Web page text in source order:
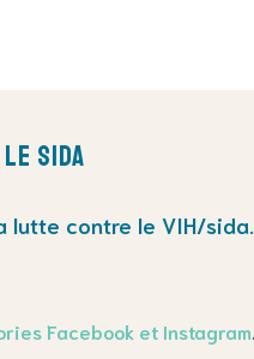
Sida
lutte contre le VIH/sida.
Facebook et Instagram